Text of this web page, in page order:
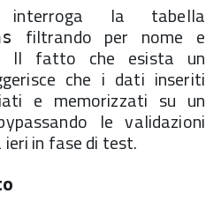
interroga la tabella
filtrando per nome e
Il fatto che esista un
che i dati inseriti
e memorizzati su un
le validazioni
in fase di test.